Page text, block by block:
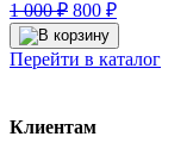
1 000₽ Первоначальная
цена
составляла
1
800 ₽Текущая
цена:
800 ₽.
Перейти в каталог
Клиентам